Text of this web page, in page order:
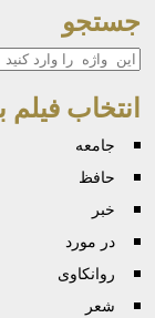
جستجو
جستجو
انتخاب
جامعه
حافظ
خبر
در مورد
روانكاوی
شعر